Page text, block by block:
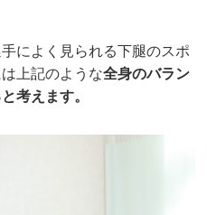
によく見られる下腿のスポ
上記のような全身のバラン
考えます。